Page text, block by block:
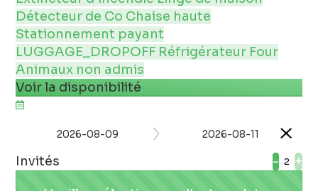
Détecteur de Co Chaise haute
Stationnement payant
LUGGAGE_DROPOFF Réfrigérateur Four
Animaux non admis
Voir la disponibilité
2026-08-09 2026-08-11
Invités - +